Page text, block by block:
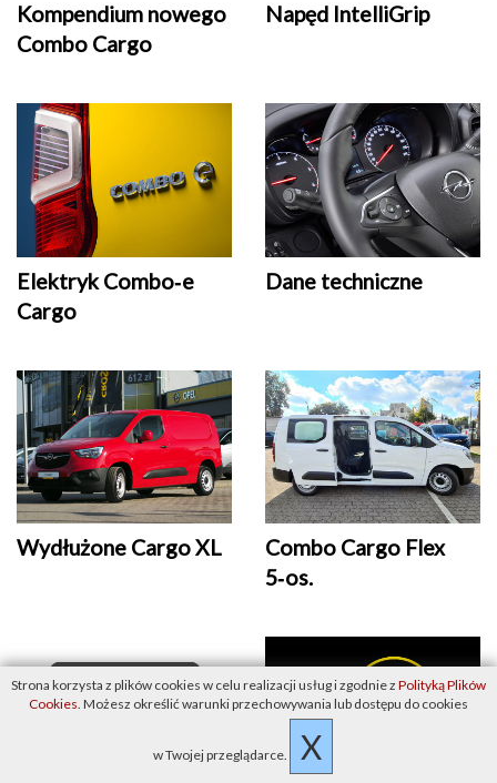
Kompendium nowego
Combo Cargo
Napęd IntelliGrip
Elektryk Combo‑e
Cargo
Dane techniczne
Wydłużone Cargo XL
Combo Cargo Flex
5‑os.
Strona korzysta z plików cookies w celu realizacji usług i zgodnie z Polityką Plików
Cookies. Możesz określić warunki przechowywania lub dostępu do cookies
w Twojej przeglądarce. X